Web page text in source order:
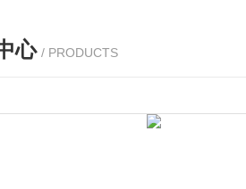
心 / PRODUCTS